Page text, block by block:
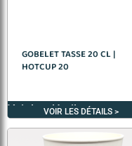
GOBELET TASSE 20 CL |
HOTCUP 20
VOIR LES DÉTAILS >
Voir les détails >